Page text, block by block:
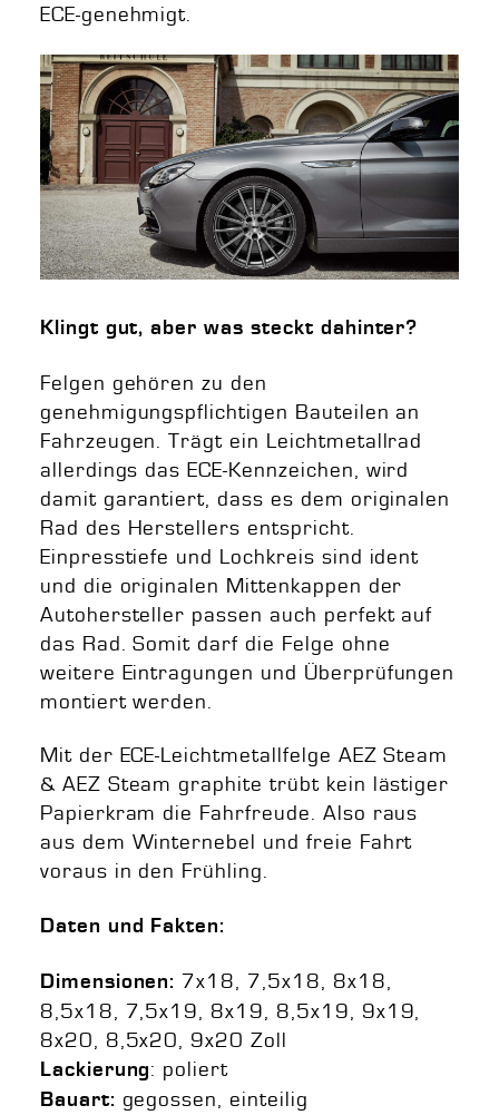
ECE-genehmigt.
Klingt gut, aber was steckt dahinter?
Felgen gehören zu den
genehmigungspflichtigen Bauteilen an
Fahrzeugen. Trägt ein Leichtmetallrad
allerdings das ECE-Kennzeichen, wird
damit garantiert, dass es dem originalen
Rad des Herstellers entspricht.
Einpresstiefe und Lochkreis sind ident
und die originalen Mittenkappen der
Autohersteller passen auch perfekt auf
das Rad. Somit darf die Felge ohne
weitere Eintragungen und Überprüfungen
montiert werden.
Mit der ECE-Leichtmetallfelge AEZ Steam
& AEZ Steam graphite trübt kein lästiger
Papierkram die Fahrfreude. Also raus
aus dem Winternebel und freie Fahrt
voraus in den Frühling.
Daten und Fakten:
Dimensionen: 7x18, 7,5x18, 8x18,
8,5x18, 7,5x19, 8x19, 8,5x19, 9x19,
8x20, 8,5x20, 9x20 Zoll
Lackierung: poliert
Bauart: gegossen, einteilig